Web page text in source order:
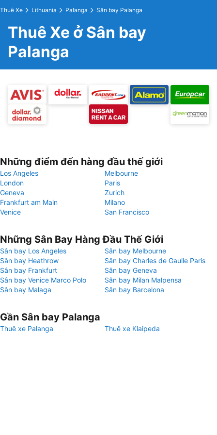
Thuê Xe Lithuania Palanga Sân bay Palanga
Thuê Xe ở Sân bay
Palanga
Những điểm đến hàng đầu thế giới
Los Angeles
Melbourne
London
Paris
Geneva
Zurich
Frankfurt am Main
Milano
Venice
San Francisco
Những Sân Bay Hàng Đầu Thế Giới
Sân bay Los Angeles
Sân bay Melbourne
Sân bay Heathrow
Sân bay Charles de Gaulle Paris
Sân bay Frankfurt
Sân bay Geneva
Sân bay Venice Marco Polo
Sân bay Milan Malpensa
Sân bay Malaga
Sân bay Barcelona
Gần Sân bay Palanga
Thuê xe Palanga Thuê xe Klaipeda